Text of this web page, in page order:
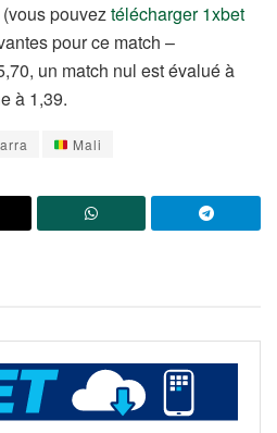
pouveztélécharger 1xbet
pour ce match –
un match nul est évalué à
à 1,39.
Mali